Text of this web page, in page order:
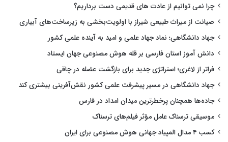
چرا نمی توانیم از عادت های قدیمی دست برداریم؟
صیانت از میراث طبیعی شیراز با اولویت‌بخشی به زیرساخت‌های آبیاری
جهاد دانشگاهی؛ نماد جهاد علمی و امید به آینده علمی کشور
دانش آموز استان فارسی بر قله هوش مصنوعی جهان ایستاد
فراتر از لاغری؛ استراتژی جدید برای بازگشت عضله در چاقی
جهاد دانشگاهی در مسیر پیشرفت علمی کشور نقش‌آفرینی بیشتری کند
جاده‌ها همچنان پرخطرترین میدان امداد در فارس
موسیقی ترسناک عامل مؤثر فیلم‌های ترسناک
کسب ۴ مدال المپیاد جهانی هوش مصنوعی برای ایران